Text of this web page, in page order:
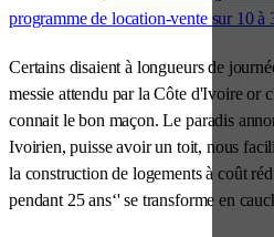
programme de location-vente sur 10 à
Certains disaient à longueurs de
messie attendu par la Côte d'Ivoire or
connait le bon maçon. Le paradis
Ivoirien, puisse avoir un toit, nous
la construction de logements à coût
pendant 25 ans‘' se transforme en